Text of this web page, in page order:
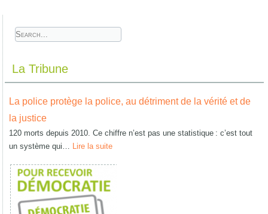
La Tribune
La police protège la police, au détriment de la vérité et de
la justice
120 morts depuis 2010. Ce chiffre n’est pas une statistique : c’est tout
un système qui… Lire la suite